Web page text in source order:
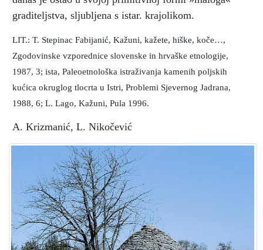
graditeljstva, sljubljena s istar. krajolikom.
LIT.: T. Stepinac Fabijanić, Kažuni, kažete, hiške, koče…,
Zgodovinske vzporednice slovenske in hrvaške etnologije,
1987, 3; ista, Paleoetnološka istraživanja kamenih poljskih
kućica okruglog tlocrta u Istri, Problemi Sjevernog Jadrana,
1988, 6; L. Lago, Kažuni, Pula 1996.
A. Krizmanić, L. Nikočević